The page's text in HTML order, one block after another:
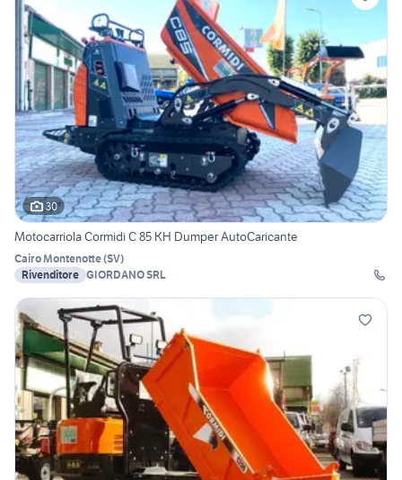
30
Motocarriola Cormidi C 85 KH Dumper AutoCaricante
Cairo Montenotte(SV)
Rivenditore GIORDANO SRL